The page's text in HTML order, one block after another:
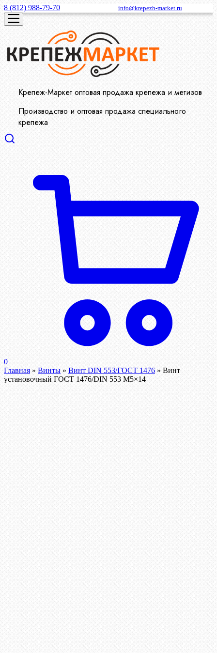
8 (812) 988-79-70 info@krepezh-market.ru
Крепеж-Маркет оптовая продажа крепежа и метизов
Производство и оптовая продажа специального
крепежа
0
Главная » Винты » Винт DIN 553/ГОСТ 1476 » Винт
установочный ГОСТ 1476/DIN 553 М5×14